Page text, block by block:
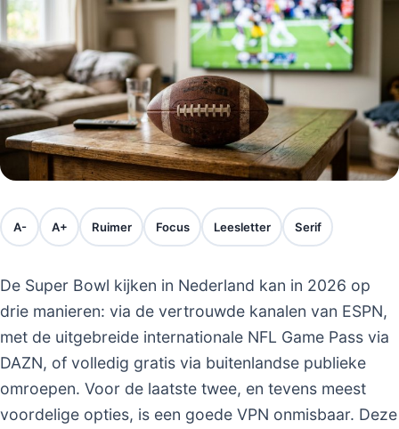
A- A+ Ruimer Focus Leesletter Serif
De Super Bowl kijken in Nederland kan in 2026 op
drie manieren: via de vertrouwde kanalen van ESPN,
met de uitgebreide internationale NFL Game Pass via
DAZN, of volledig gratis via buitenlandse publieke
omroepen. Voor de laatste twee, en tevens meest
voordelige opties, is een goede VPN onmisbaar. Deze